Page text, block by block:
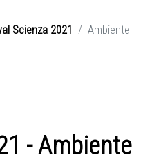
Scienza 2021 Ambiente
- Ambiente